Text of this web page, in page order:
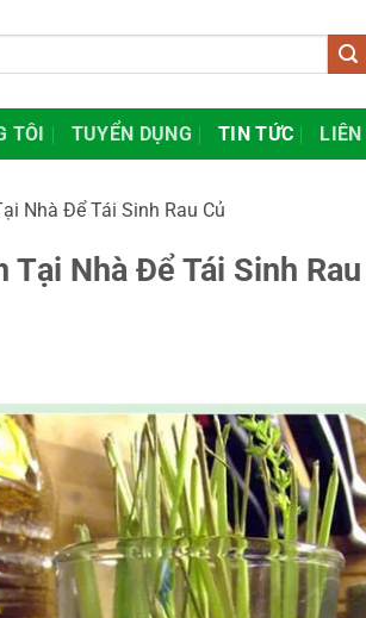
TÔI TUYỂN DỤNG TIN TỨC LIÊN
Nhà Để Tái Sinh Rau Củ
Tại Nhà Để Tái Sinh Rau